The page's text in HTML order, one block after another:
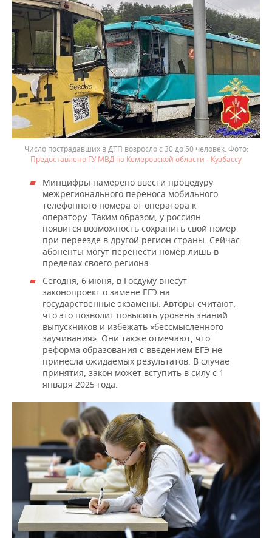
Число пострадавших в ДТП возросло с 30 до 50 человек.
Предоставлено ГУ МВД по Кемеровской области - Кузбассу
Минцифры намерено ввести процедуру
межрегионального переноса мобильного
телефонного номера от оператора к
оператору. Таким образом, у россиян
появится возможность сохранить свой номер
при переезде в другой регион страны. Сейчас
абоненты могут перенести номер лишь в
пределах своего региона.
Сегодня, 6 июня, в Госдуму внесут
законопроект о замене ЕГЭ на
государственные экзамены. Авторы считают,
что это позволит повысить уровень знаний
выпускников и избежать «бессмысленного
заучивания». Они также отмечают, что
реформа образования с введением ЕГЭ не
принесла ожидаемых результатов. В случае
принятия, закон может вступить в силу с 1
января 2025 года.